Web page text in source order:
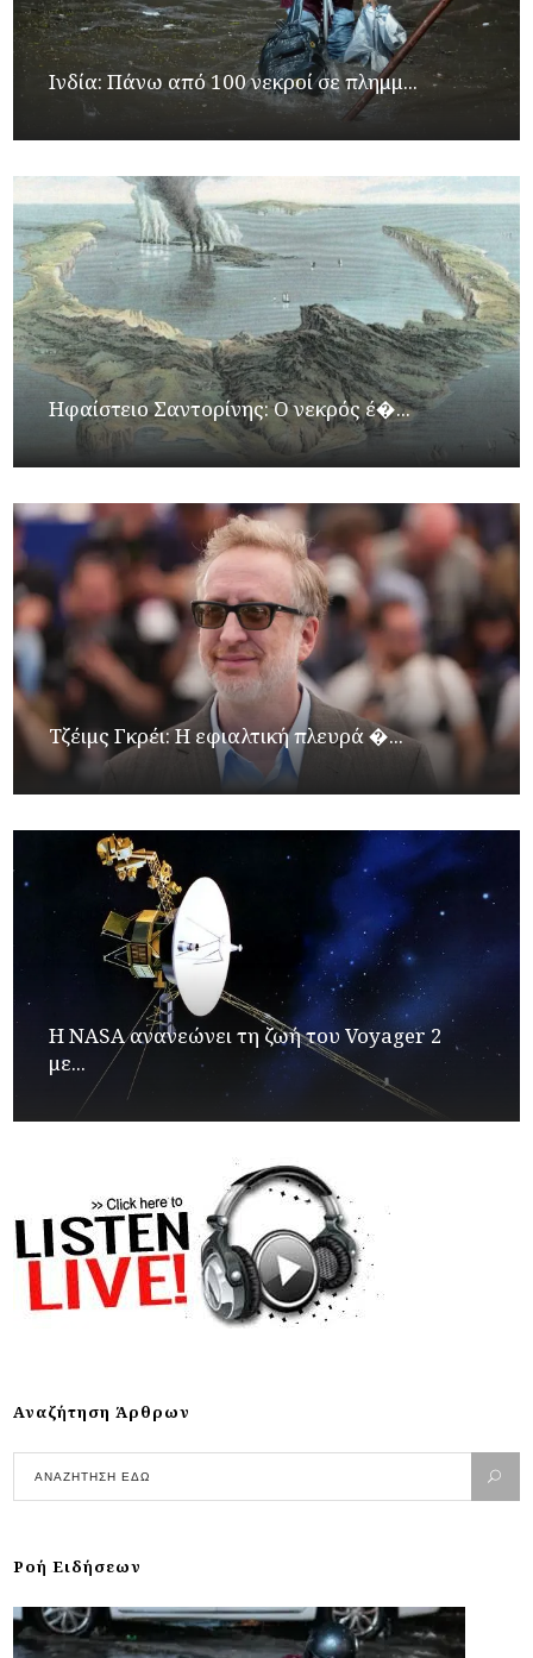
Ινδία: Πάνω από 100 νεκροί σε πλημμ...
Ηφαίστειο Σαντορίνης: Ο νεκρός έ�...
Τζέιμς Γκρέι: H εφιαλτική πλευρά �...
H NASA ανανεώνει τη ζωή του Voyager 2
με...
Αναζήτηση Άρθρων
Ροή Ειδήσεων